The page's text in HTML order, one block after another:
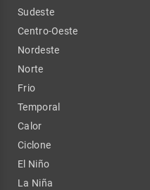
Sudeste
Centro-Oeste
Nordeste
Norte
Frio
Temporal
Calor
Ciclone
El Niño
La Niña